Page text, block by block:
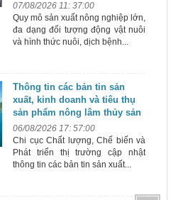
07/08/2026 11: 37:00
Quy mô sản xuất nông nghiệp lớn,
đa dạng đối tượng động vật nuôi
và hình thức nuôi, dịch bệnh...
Thông tin các bản tin sản
xuất, kinh doanh và tiêu thụ
sản phẩm nông lâm thủy sản
06/08/2026 17: 57:00
Chi cục Chất lượng, Chế biến và
Phát triển thị trường cập nhật
thông tin các bản tin sản xuất...